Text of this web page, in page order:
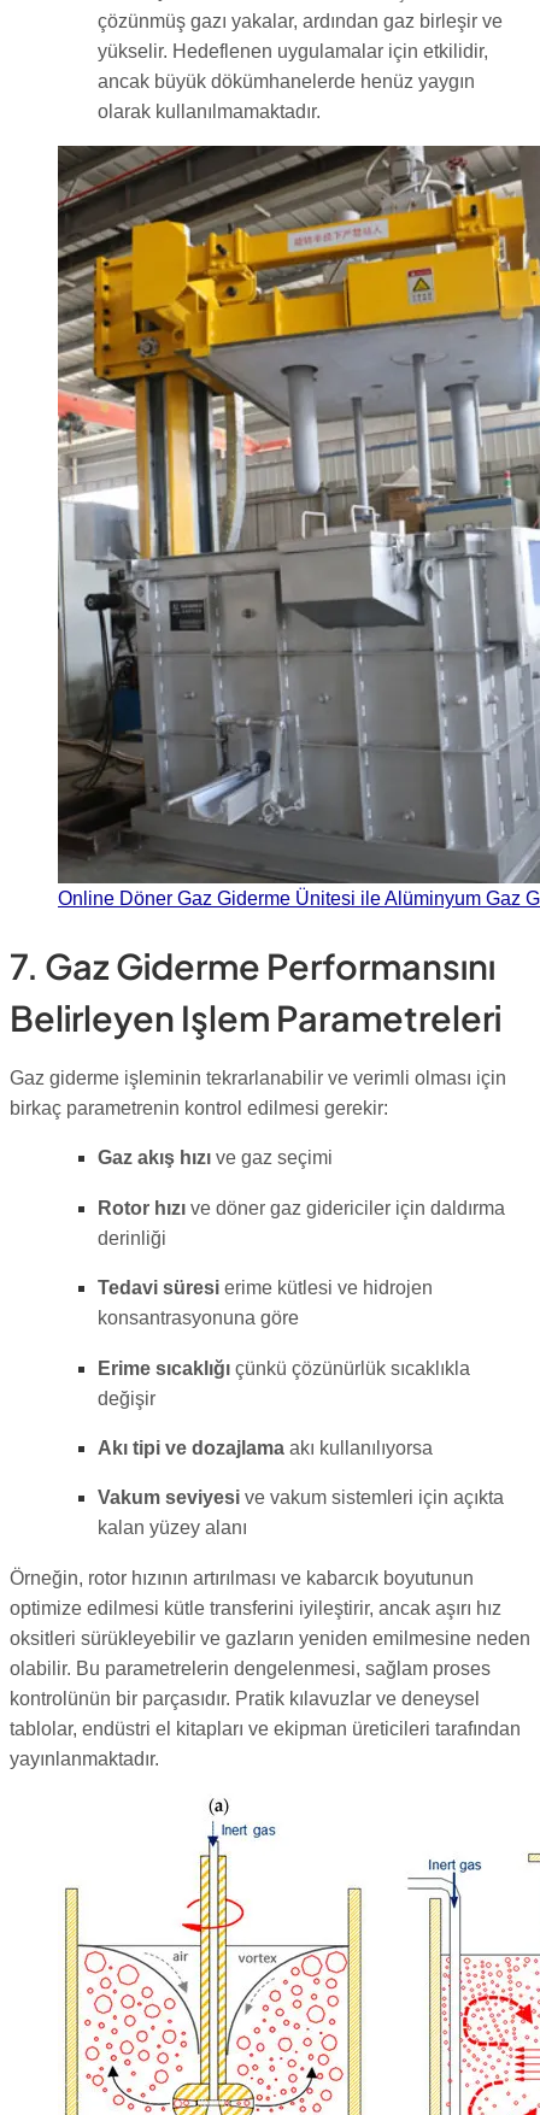
çözünmüş gazı yakalar, ardından gaz birleşir ve
yükselir. Hedeflenen uygulamalar için etkilidir,
ancak büyük dökümhanelerde henüz yaygın
olarak kullanılmamaktadır.
Online Döner Gaz Giderme Ünitesi ile Alüminyum Gaz
7. Gaz Giderme Performansını
Belirleyen Işlem Parametreleri
Gaz giderme işleminin tekrarlanabilir ve verimli olması için
birkaç parametrenin kontrol edilmesi gerekir:
Gaz akış hızıve gaz seçimi
Rotor hızıve döner gaz gidericiler için daldırma
derinliği
Tedavi süresierime kütlesi ve hidrojen
konsantrasyonuna göre
Erime sıcaklığıçünkü çözünürlük sıcaklıkla
değişir
Akı tipi ve dozajlamaakı kullanılıyorsa
Vakum seviyesive vakum sistemleri için açıkta
kalan yüzey alanı
Örneğin, rotor hızının artırılması ve kabarcık boyutunun
optimize edilmesi kütle transferini iyileştirir, ancak aşırı hız
oksitleri sürükleyebilir ve gazların yeniden emilmesine neden
olabilir. Bu parametrelerin dengelenmesi, sağlam proses
kontrolünün bir parçasıdır. Pratik kılavuzlar ve deneysel
tablolar, endüstri el kitapları ve ekipman üreticileri tarafından
yayınlanmaktadır.